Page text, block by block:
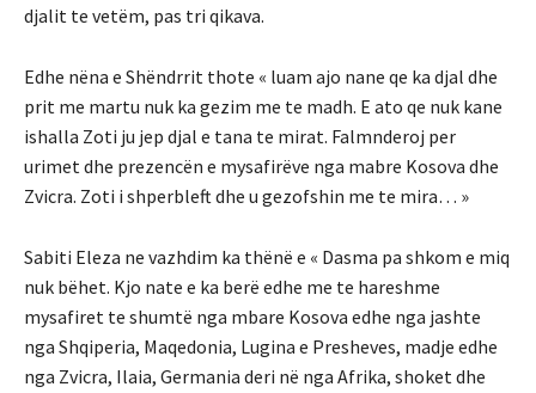
djalit te vetëm, pas tri qikava.
Edhe nëna e Shëndrrit thote « luam ajo nane qe ka djal dhe
prit me martu nuk ka gezim me te madh. E ato qe nuk kane
ishalla Zoti ju jep djal e tana te mirat. Falmnderoj per
urimet dhe prezencën e mysafirëve nga mabre Kosova dhe
Zvicra. Zoti i shperbleft dhe u gezofshin me te mira… »
Sabiti Eleza ne vazhdim ka thënë e « Dasma pa shkom e miq
nuk bëhet. Kjo nate e ka berë edhe me te hareshme
mysafiret te shumtë nga mbare Kosova edhe nga jashte
nga Shqiperia, Maqedonia, Lugina e Presheves, madje edhe
nga Zvicra, Ilaia, Germania deri në nga Afrika, shoket dhe